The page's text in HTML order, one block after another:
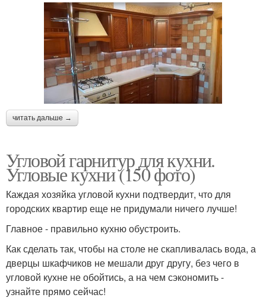
читать дальше →
Угловой гарнитур для кухни.
Угловые кухни (150 фото)
Каждая хозяйка угловой кухни подтвердит, что для
городских квартир еще не придумали ничего лучше!
Главное - правильно кухню обустроить.
Как сделать так, чтобы на столе не скапливалась вода, а
дверцы шкафчиков не мешали друг другу, без чего в
угловой кухне не обойтись, а на чем сэкономить -
узнайте прямо сейчас!